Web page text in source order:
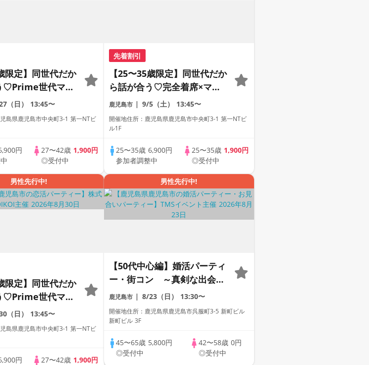
限定】同世代だか
♡Prime世代マッ
（日） 13:45〜
島県鹿児島市中央町3-1 第一NTビ
円
27〜42歳 1,900円
◎受付中
先着割引
【25〜35歳限定】同世代だか
ら話が合う♡完全着席×マッ
チングゲーム付きマッチング
コン
鹿児島市 9/5（土） 13:45〜
開催地住所：鹿児島県鹿児島市中央町3-1 第一NTビ
ル1F
25〜35歳6,900円
参加者調整中
25〜35歳 1,900円
◎受付中
男性先行中!
限定】同世代だか
♡Prime世代マッ
（日） 13:45〜
島県鹿児島市中央町3-1 第一NTビ
円
27〜42歳 1,900円
男性先行中!
【50代中心編】婚活パーティ
ー・街コン ～真剣な出会い
～
鹿児島市 8/23（日） 13:30〜
開催地住所：鹿児島県鹿児島市呉服町3-5 新町ビル
新町ビル 3F
45〜65歳 5,800円
◎受付中
42〜58歳 0円
◎受付中